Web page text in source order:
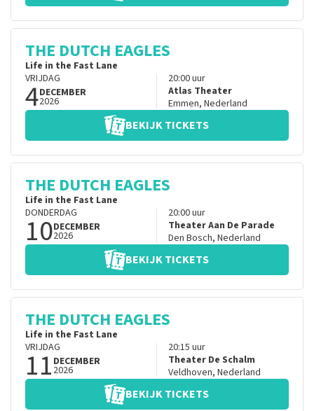
THE DUTCH EAGLES
Life in the Fast Lane
VRIJDAG
4DECEMBER
2026
20:00uur
Atlas Theater
Emmen, Nederland
BEKIJK TICKETS
THE DUTCH EAGLES
Life in the Fast Lane
DONDERDAG
10DECEMBER
2026
20:00uur
Theater Aan De Parade
Den Bosch, Nederland
BEKIJK TICKETS
THE DUTCH EAGLES
Life in the Fast Lane
VRIJDAG
11 DECEMBER
2026
20:15 uur
Theater De Schalm
Veldhoven, Nederland
BEKIJK TICKETS